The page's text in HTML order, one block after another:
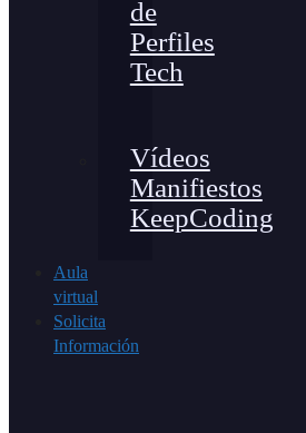
de
Perfiles
Tech
Vídeos
Manifiestos
KeepCoding
Aula
virtual
Solicita
Información